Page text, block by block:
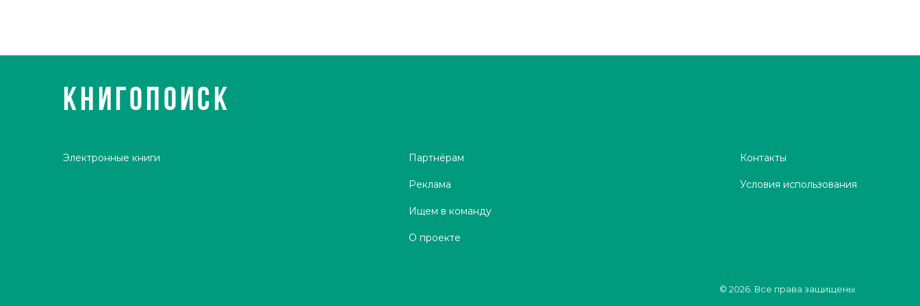
КНИГОПОИСК
Электронные книги Партнёрам
Реклама
Ищем в команду
О проекте
Контакты
Условия использования
© 2026. Все права защищены.